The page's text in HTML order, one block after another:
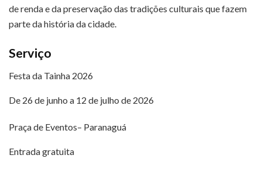
de renda e da preservação das tradições culturais que fazem
parte da história da cidade.
Serviço
Festa da Tainha 2026
De 26 de junho a 12 de julho de 2026
Praça de Eventos– Paranaguá
Entrada gratuita